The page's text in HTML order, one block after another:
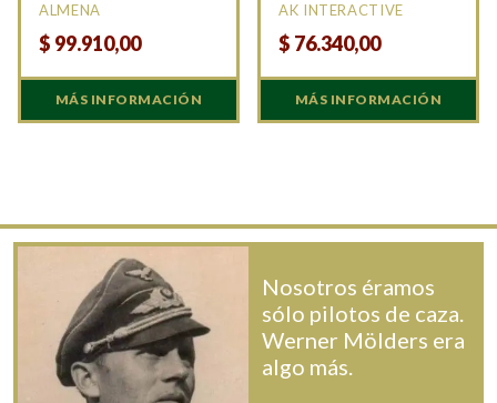
ALMENA
$ 99.910,00
MÁS INFORMACIÓN
AK INTERACTIVE
$ 76.340,00
MÁS INFORMACIÓN
Nosotros éramos
sólo pilotos de caza.
Werner Mölders era
algo más.